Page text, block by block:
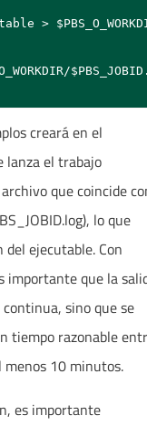
>
$PBS_JOBID.
creará en el
lanza el trabajo
que coincide
lo que
ejecutable. Con
importante que la
sino que se
tiempo razonable
menos 10 minutos.
es importante